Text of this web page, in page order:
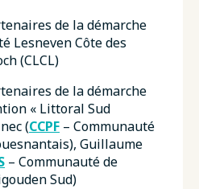
de la démarche
Lesneven Côte des
(CLCL)
de la démarche
« Littoral Sud
(CCPF – Communauté
Guillaume
– Communauté de
Sud)